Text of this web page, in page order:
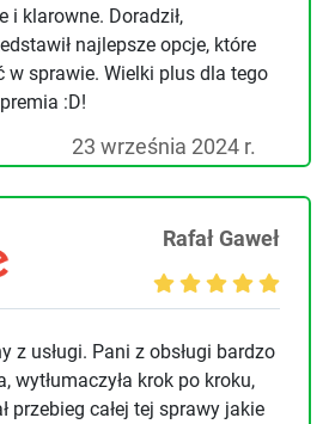
i klarowne. Doradził,
najlepsze opcje, które
w sprawie. Wielki plus dla tego
:D!
23 września 2024 r.
Rafał Gaweł
z usługi. Pani z obsługi bardzo
wytłumaczyła krok po kroku,
przebieg całej tej sprawy jakie